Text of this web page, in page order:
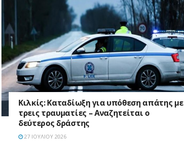
Κιλκίς: Καταδίωξη για υπόθεση απάτης με
τρεις τραυματίες – Αναζητείται ο
δεύτερος δράστης
27 ΙΟΥΛΊΟΥ 2026